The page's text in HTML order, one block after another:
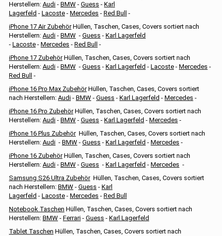
Herstellern: Audi - BMW - Guess - Karl
Lagerfeld - Lacoste - Mercedes - Red Bull
-
iPhone 17 Air ZubehörHüllen, Taschen, Cases, Covers sortiert nach
Herstellern: Audi - BMW - Guess - Karl Lagerfeld
- Lacoste - Mercedes - Red Bull
-
iPhone 17 ZubehörHüllen, Taschen, Cases, Covers sortiert nach
Herstellern: Audi - BMW - Guess - Karl Lagerfeld - Lacoste - Mercedes -
Red Bull
-
iPhone 16 Pro Max ZubehörHüllen, Taschen, Cases, Covers sortiert
nach Herstellern: Audi - BMW - Guess - Karl Lagerfeld - Mercedes -
iPhone 16 Pro ZubehörHüllen, Taschen, Cases, Covers sortiert nach
Herstellern: Audi - BMW - Guess - Karl Lagerfeld - Mercedes -
iPhone 16 Plus ZubehörHüllen, Taschen, Cases, Covers sortiert nach
Herstellern: Audi - BMW - Guess - Karl Lagerfeld - Mercedes -
iPhone 16 ZubehörHüllen, Taschen, Cases, Covers sortiert nach
Herstellern: Audi - BMW - Guess - Karl Lagerfeld - Mercedes -
Samsung S26 Ultra ZubehörHüllen, Taschen, Cases, Covers sortiert
nach Herstellern: BMW - Guess - Karl
Lagerfeld - Lacoste - Mercedes - Red Bull
Notebook Taschen Hüllen, Taschen, Cases, Covers sortiert nach
Herstellern: BMW - Ferrari - Guess - Karl Lagerfeld
Tablet Taschen Hüllen, Taschen, Cases, Covers sortiert nach